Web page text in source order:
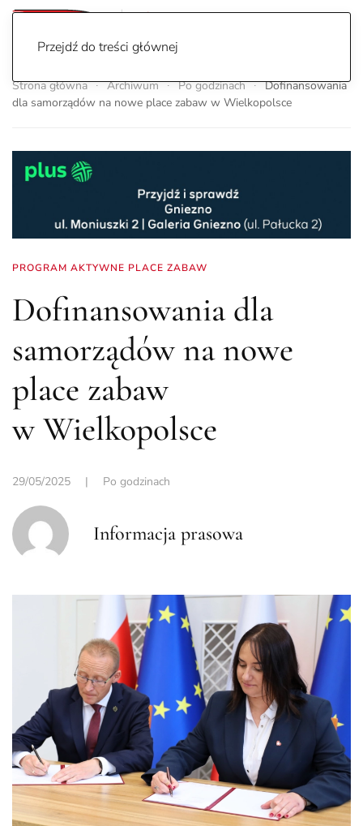
Przejdź do treści głównej
Strona główna Archiwum Po godzinach
Dofinansowania
dla samorządów na nowe place zabaw w Wielkopolsce
PROGRAM AKTYWNE PLACE ZABAW
Dofinansowania dla
samorządów na nowe
place zabaw
w Wielkopolsce
29/05/2025 | Po godzinach
Informacja prasowa